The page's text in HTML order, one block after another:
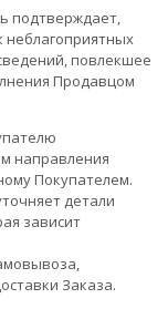
подтверждает,
неблагоприятных
повлекшее
Продавцом
направления
Покупателем.
детали
зависит
Заказа.